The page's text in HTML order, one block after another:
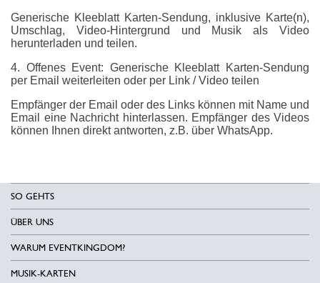
Generische Kleeblatt Karten-Sendung, inklusive Karte(n),
Umschlag, Video-Hintergrund und Musik als Video
herunterladen und teilen.
4. Offenes Event: Generische Kleeblatt Karten-Sendung
per Email weiterleiten oder per Link / Video teilen
Empfänger der Email oder des Links können mit Name und
Email eine Nachricht hinterlassen. Empfänger des Videos
können Ihnen direkt antworten, z.B. über WhatsApp.
SO GEHTS
ÜBER UNS
WARUM EVENTKINGDOM?
MUSIK-KARTEN